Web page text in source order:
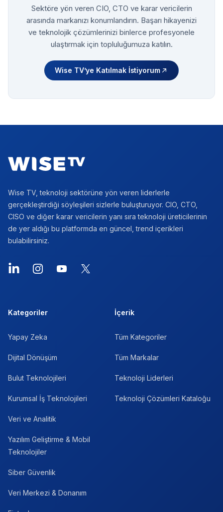
Sektöre yön veren CIO, CTO ve karar vericilerin
arasında markanızı konumlandırın. Başarı hikayenizi
ve teknolojik çözümlerinizi binlerce profesyonele
ulaştırmak için topluluğumuza katılın.
Wise TV’ye Katılmak İstiyorum
Wise TV, teknoloji sektörüne yön veren liderlerle
gerçekleştirdiği söyleşileri sizlerle buluşturuyor. CIO, CTO,
CISO ve diğer karar vericilerin yanı sıra teknoloji üreticilerinin
de yer aldığı bu platformda en güncel, trend içerikleri
bulabilirsiniz.
LinkedInInstagramYouTube
X
Kategoriler
Yapay Zeka
Dijital Dönüşüm
Bulut Teknolojileri
Kurumsal İş Teknolojileri
Veri ve Analitik
Yazılım Geliştirme & Mobil
Teknolojiler
Siber Güvenlik
Veri Merkezi & Donanım
İçerik
Tüm Kategoriler
Tüm Markalar
Teknoloji Liderleri
Teknoloji Çözümleri Kataloğu